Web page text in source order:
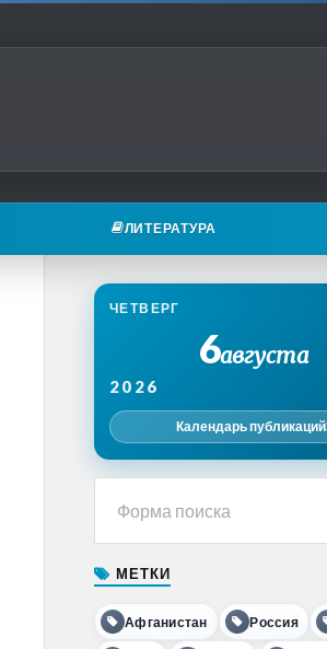
ЛИТЕРАТУРА
ЧЕТВЕРГ
6августа
2026
Календарь публикаций
МЕТКИ
Афганистан Россия